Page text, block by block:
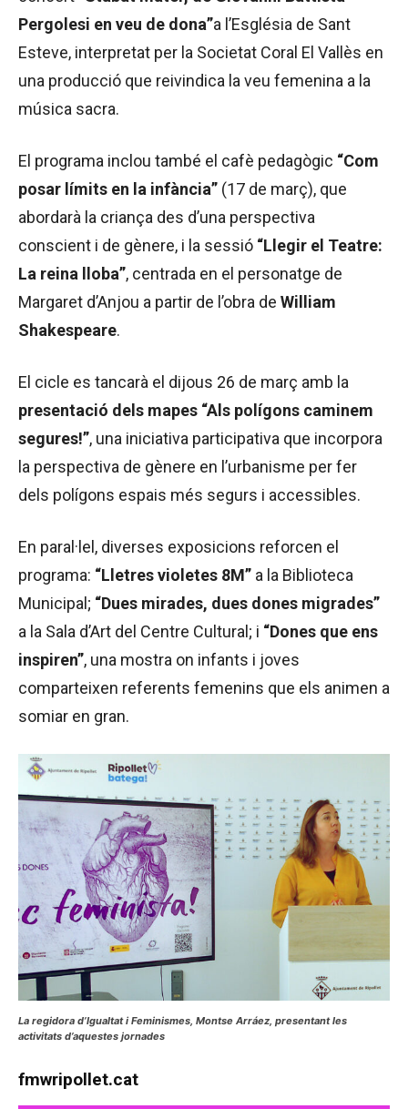
Pergolesi en veu de dona”a l’Església de Sant
Esteve, interpretat per la Societat Coral El Vallès en
una producció que reivindica la veu femenina a la
música sacra.
El programa inclou també el cafè pedagògic “Com
posar límits en la infància” (17 de març), que
abordarà la criança des d’una perspectiva
conscient i de gènere, i la sessió “Llegir el Teatre:
La reina lloba”, centrada en el personatge de
Margaret d’Anjou a partir de l’obra de William
Shakespeare.
El cicle es tancarà el dijous 26 de març amb la
presentació dels mapes “Als polígons caminem
segures!”, una iniciativa participativa que incorpora
la perspectiva de gènere en l’urbanisme per fer
dels polígons espais més segurs i accessibles.
En paral·lel, diverses exposicions reforcen el
programa: “Lletres violetes 8M” a la Biblioteca
Municipal; “Dues mirades, dues dones migrades”
a la Sala d’Art del Centre Cultural; i “Dones que ens
inspiren”, una mostra on infants i joves
comparteixen referents femenins que els animen a
somiar en gran.
La regidora d’Igualtat i Feminismes, Montse Arráez, presentant les
activitats d’aquestes jornades
fmwripollet.cat